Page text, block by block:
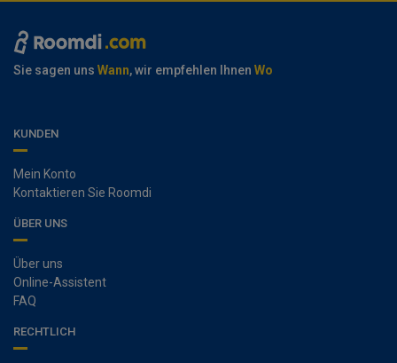
Sie sagen uns Wann, wir empfehlen Ihnen Wo
KUNDEN
Mein Konto
Kontaktieren Sie Roomdi
ÜBER UNS
Über uns
Online-Assistent
FAQ
RECHTLICH